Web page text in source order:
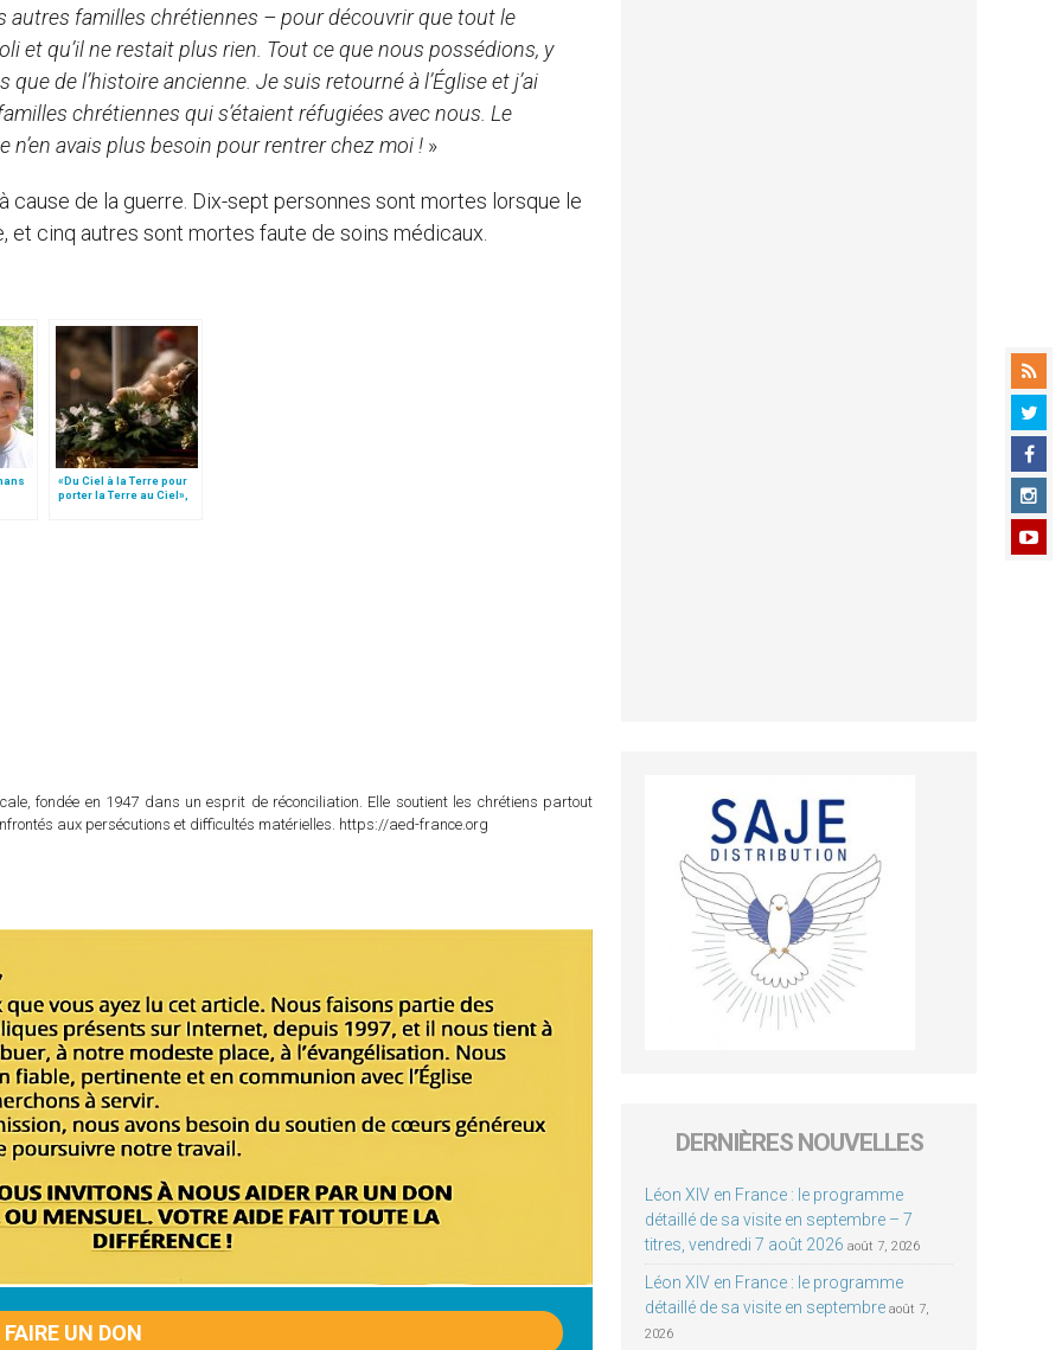
familles chrétiennes – pour découvrir que tout le
et qu’il ne restait plus rien. Tout ce que nous possédions, y
de l’histoire ancienne. Je suis retourné à l’Église et j’ai
chrétiennes qui s’étaient réfugiées avec nous. Le
n’en avais plus besoin pour rentrer chez moi ! »
cause de la guerre. Dix-sept personnes sont mortes lorsque le
cinq autres sont mortes faute de soins médicaux.
«Du Ciel à la Terre pour
porter la Terre au Ciel»,
fondée en 1947 dans un esprit de réconciliation. Elle soutient les chrétiens partout
aux persécutions et difficultés matérielles. https://aed-france.org
FAIRE UN DON
DERNIÈRES NOUVELLES
Léon XIV en France : le programme
détaillé de sa visite en septembre – 7
titres, vendredi 7 août 2026 août 7, 2026
Léon XIV en France : le programme
détaillé de sa visite en septembre août 7,
2026